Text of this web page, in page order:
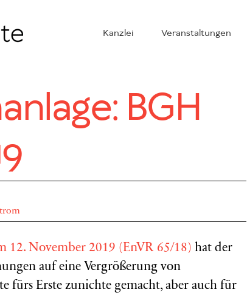
Kanzlei Veranstaltungen
BGH
12. November 2019 (EnVR 65/18) hat der
auf eine Vergrößerung von
fürs Erste zunichte gemacht, aber auch für